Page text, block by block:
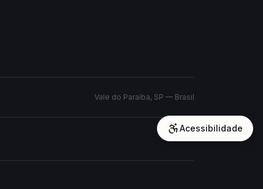
Vale do Paraíba, SP — Brasil
Acessibilidade